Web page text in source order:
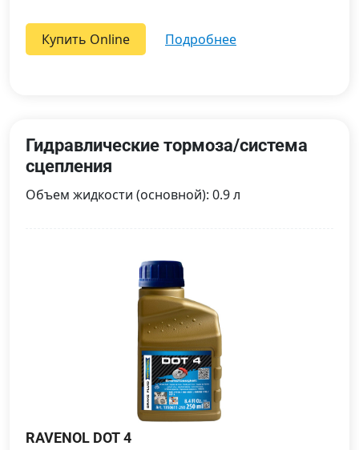
Купить Online подробнее
Гидравлические тормоза/система
сцепления
Объем жидкости (основной): 0.9 л
RAVENOL DOT 4